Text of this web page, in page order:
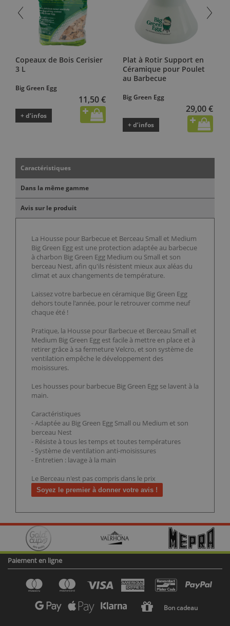
Copeaux de Bois Cerisier
3 L
Big Green Egg
11,50 €
+ d’infos
Plat à Rotir Support en
Céramique pour Poulet
au Barbecue
Big Green Egg
29,00 €
+ d’infos
Caractéristiques
Dans la même gamme
Avis sur le produit
La Housse pour Barbecue et Berceau Small et Medium
Big Green Egg est une protection adaptée au barbecue
à charbon Big Green Egg Medium ou Small et son
berceau Nest, afin qu'ils résistent mieux aux aléas du
climat et aux changements de température.
Laissez votre barbecue en céramique Big Green Egg
dehors toute l'année, pour le retrouver comme neuf
chaque été !
Pratique, la Housse pour Barbecue et Berceau Small et
Medium Big Green Egg est facile à mettre en place et à
retirer grâce à sa fermeture Velcro, et son système de
ventilation empêche le développement des
moisissures.
Les housses pour barbecue Big Green Egg se lavent à la
main.
Caractéristiques
- Adaptée au Big Green Egg Small ou Medium et son
berceau Nest
- Résiste à tous les temps et toutes températures
- Système de ventilation anti-moisissures
- Entretien : lavage à la main
Le Berceau n'est pas compris dans le prix
Soyez le premier à donner votre avis !
Paiement en ligne
Bon cadeau